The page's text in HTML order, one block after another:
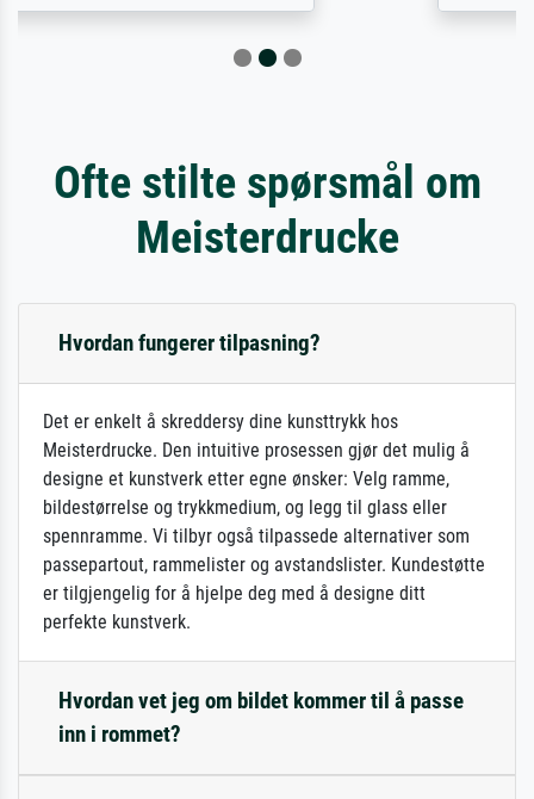
Ofte stilte spørsmål om
Meisterdrucke
Hvordan fungerer tilpasning?
Det er enkelt å skreddersy dine kunsttrykk hos
Meisterdrucke. Den intuitive prosessen gjør det mulig å
designe et kunstverk etter egne ønsker: Velg ramme,
bildestørrelse og trykkmedium, og legg til glass eller
spennramme. Vi tilbyr også tilpassede alternativer som
passepartout, rammelister og avstandslister. Kundestøtte
er tilgjengelig for å hjelpe deg med å designe ditt
perfekte kunstverk.
Hvordan vet jeg om bildet kommer til å passe
inn i rommet?